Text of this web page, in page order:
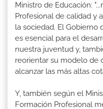
Ministro de Educación:
Profesional de calidad y
la sociedad. El Gobierno
es esencial para el
nuestra juventud y,
reorientar su modelo de
alcanzar las más altas
Y, también según el
Formación Profesional